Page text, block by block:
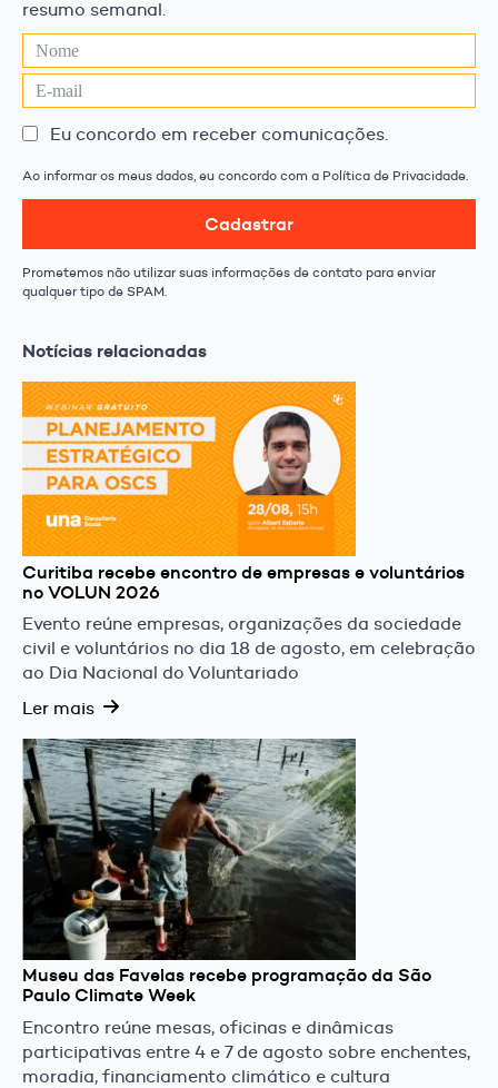
resumo semanal.
Eu concordo em receber comunicações.
Ao informar os meus dados, eu concordo com a Política de Privacidade.
Cadastrar
Prometemos não utilizar suas informações de contato para enviar
qualquer tipo de SPAM.
Notícias relacionadas
Curitiba recebe encontro de empresas e voluntários
no VOLUN 2026
Evento reúne empresas, organizações da sociedade
civil e voluntários no dia 18 de agosto, em celebração
ao Dia Nacional do Voluntariado
Ler mais
Museu das Favelas recebe programação da São
Paulo Climate Week
Encontro reúne mesas, oficinas e dinâmicas
participativas entre 4 e 7 de agosto sobre enchentes,
moradia, financiamento climático e cultura